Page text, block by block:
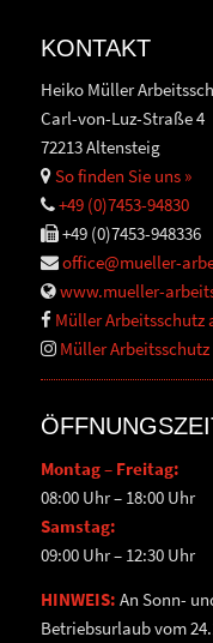
KONTAKT
Heiko Müller
Carl-von-Luz-Straße 4
72213 Altensteig
So finden Sie uns »
+49 (0)7453-94830
+49 (0)7453-948336
office@mueller-
www.mueller-
Müller Arbeitsschutz
Müller
Montag – Freitag:
08:00 Uhr – 18:00 Uhr
Samstag:
09:00 Uhr – 12:30 Uhr
HINWEIS: An Sonn-
Betriebsurlaub vom